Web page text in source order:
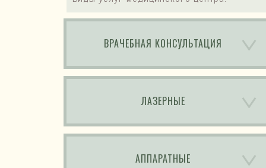
ВРАЧЕБНАЯ КОНСУЛЬТАЦИЯ
ЛАЗЕРНЫЕ
АППАРАТНЫЕ